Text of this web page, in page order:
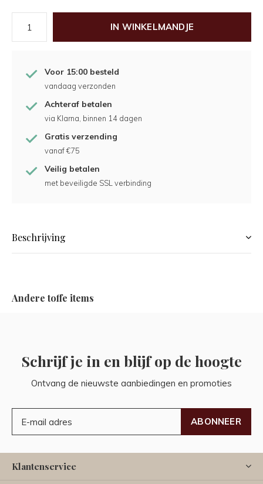
IN WINKELMANDJE
Voor 15:00 besteld
vandaag verzonden
Achteraf betalen
via Klarna, binnen 14 dagen
Gratis verzending
vanaf €75
Veilig betalen
met beveiligde SSL verbinding
Beschrijving
Andere toffe items
Schrijf je in en blijf op de hoogte
Ontvang de nieuwste aanbiedingen en promoties
ABONNEER
Klantenservice